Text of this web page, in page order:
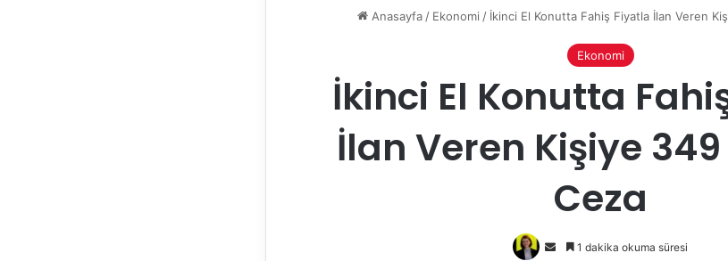
Anasayfa / Ekonomi / İkinci El Konutta Fahiş Fiyatla İlan Veren
Ekonomi
İkinci El Konutta
İlan Veren Kişiye 349
Ceza
Bir
1 dakika okuma süresi